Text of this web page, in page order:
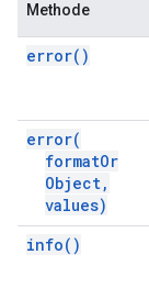
Methode
error( )
error(
formatOr
Object,
values)
info( )